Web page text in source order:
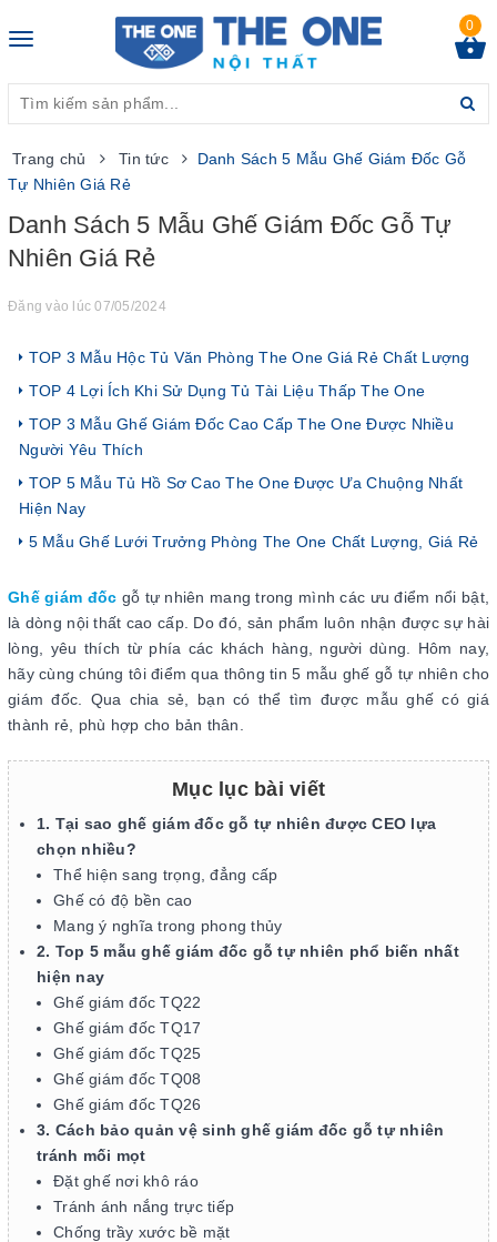
Toggle
0
Trang chủ Tin tức
Danh Sách 5 Mẫu Ghế Giám Đốc Gỗ
Tự Nhiên Giá Rẻ
Danh Sách 5 Mẫu Ghế Giám Đốc Gỗ Tự
Nhiên Giá Rẻ
Đăng vào lúc 07/05/2024
TOP 3 Mẫu Hộc Tủ Văn Phòng The One Giá Rẻ Chất Lượng
TOP 4 Lợi Ích Khi Sử Dụng Tủ Tài Liệu Thấp The One
TOP 3 Mẫu Ghế Giám Đốc Cao Cấp The One Được Nhiều
Người Yêu Thích
TOP 5 Mẫu Tủ Hồ Sơ Cao The One Được Ưa Chuộng Nhất
Hiện Nay
5 Mẫu Ghế Lưới Trưởng Phòng The One Chất Lượng, Giá Rẻ
Ghế giám đốc gỗ tự nhiên mang trong mình các ưu điểm nổi bật,
là dòng nội thất cao cấp. Do đó, sản phẩm luôn nhận được sự hài
lòng, yêu thích từ phía các khách hàng, người dùng. Hôm nay,
hãy cùng chúng tôi điểm qua thông tin 5 mẫu ghế gỗ tự nhiên cho
giám đốc. Qua chia sẻ, bạn có thể tìm được mẫu ghế có giá
thành rẻ, phù hợp cho bản thân.
Mục lục bài viết
1. Tại sao ghế giám đốc gỗ tự nhiên được CEO lựa
chọn nhiều?
Thể hiện sang trọng, đẳng cấp
Ghế có độ bền cao
Mang ý nghĩa trong phong thủy
2. Top 5 mẫu ghế giám đốc gỗ tự nhiên phổ biến nhất
hiện nay
Ghế giám đốc TQ22
Ghế giám đốc TQ17
Ghế giám đốc TQ25
Ghế giám đốc TQ08
Ghế giám đốc TQ26
3. Cách bảo quản vệ sinh ghế giám đốc gỗ tự nhiên
tránh mối mọt
Đặt ghế nơi khô ráo
Tránh ánh nắng trực tiếp
Chống trầy xước bề mặt